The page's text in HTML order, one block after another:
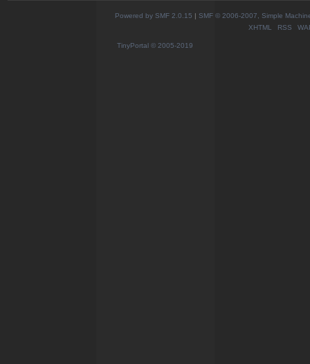
Powered by SMF 2.0.15 | SMF © 2006-2007, Simple
XHTML
RSS
TinyPortal © 2005-2019